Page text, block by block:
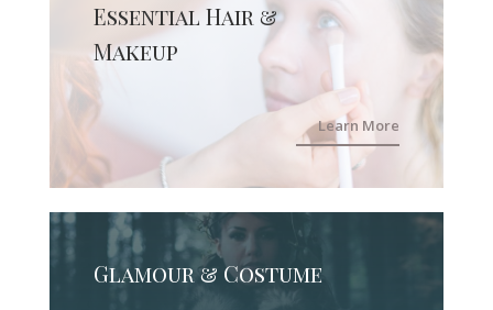
Essential Hair &
Makeup
Learn More
Glamour & Costume